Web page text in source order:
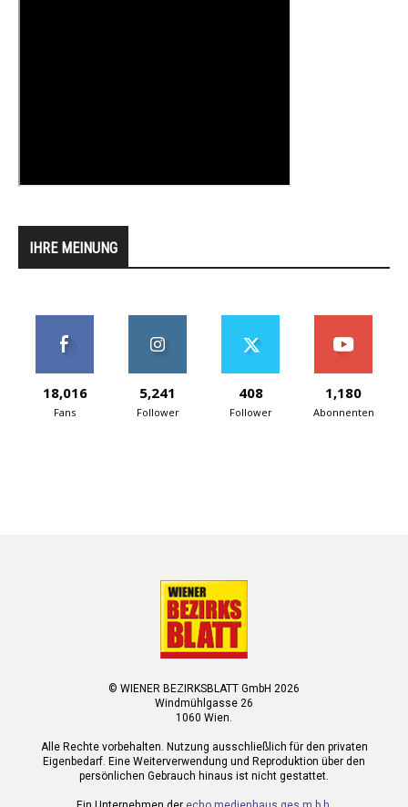
IHRE MEINUNG
18,016
Fans
5,241
Follower
408
Follower
1,180
Abonnenten
© WIENER BEZIRKSBLATT GmbH 2026
Windmühlgasse 26
1060 Wien.
Alle Rechte vorbehalten. Nutzung ausschließlich für den privaten
Eigenbedarf. Eine Weiterverwendung und Reproduktion über den
persönlichen Gebrauch hinaus ist nicht gestattet.